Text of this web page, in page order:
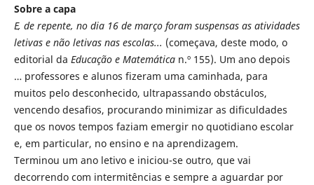
Sobre a capa
E, de repente, no dia 16 de março foram suspensas as atividades
letivas e não letivas nas escolas... (começava, deste modo, o
editorial da Educação e Matemátican.º 155). Um ano depois
… professores e alunos fizeram uma caminhada, para
muitos pelo desconhecido, ultrapassando obstáculos,
vencendo desafios, procurando minimizar as dificuldades
que os novos tempos faziam emergir no quotidiano escolar
e, em particular, no ensino e na aprendizagem.
Terminou um ano letivo e iniciou-se outro, que vai
decorrendo com intermitências e sempre a aguardar por